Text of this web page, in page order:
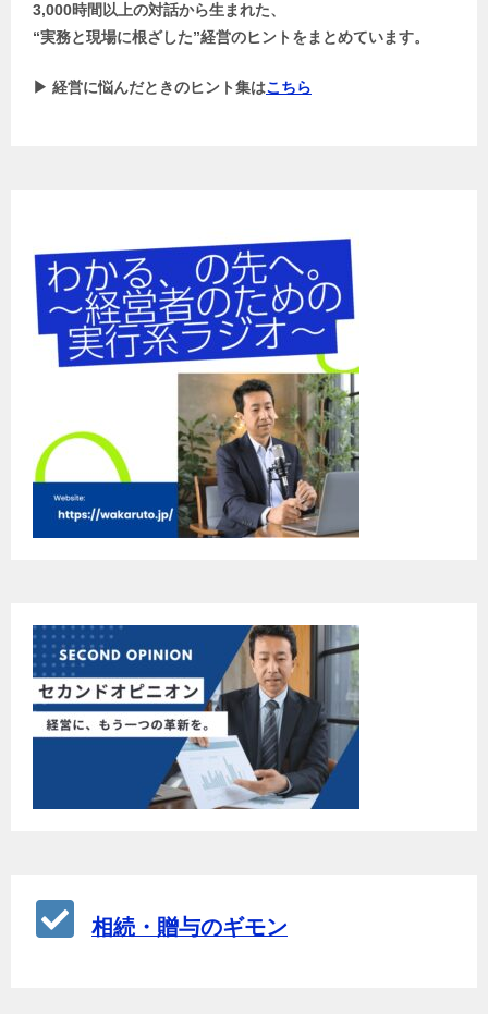
3,000時間以上の対話から生まれた、
“実務と現場に根ざした”経営のヒントをまとめています。
▶ 経営に悩んだときのヒント集はこちら
相続・贈与のギモン